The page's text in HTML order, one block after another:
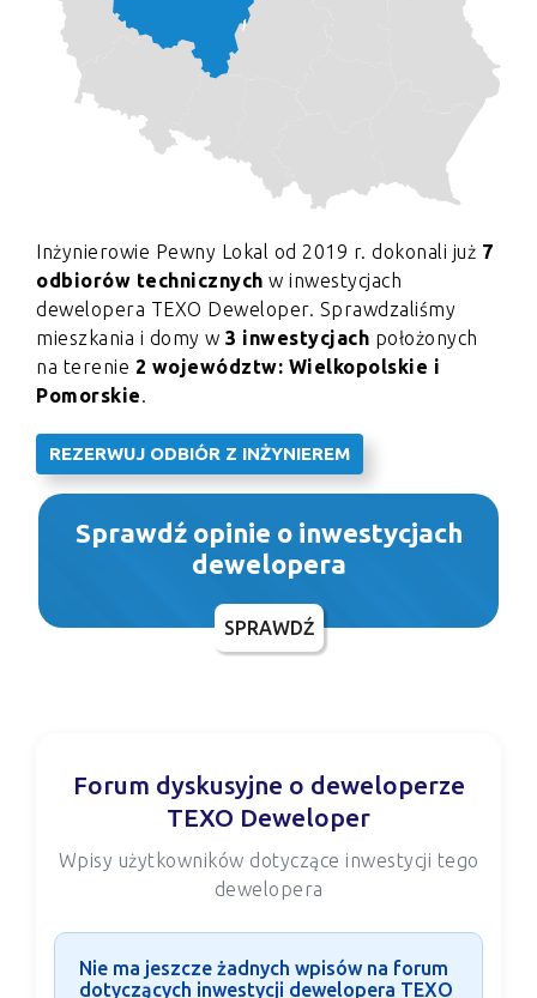
Inżynierowie Pewny Lokal od 2019 r. dokonali już 7
odbiorów technicznych w inwestycjach
dewelopera TEXO Deweloper. Sprawdzaliśmy
mieszkania i domy w 3 inwestycjach położonych
na terenie 2 województw: Wielkopolskie i
Pomorskie.
REZERWUJ ODBIÓR Z INŻYNIEREM
Sprawdź opinie o inwestycjach
dewelopera
SPRAWDŹ
Forum dyskusyjne o deweloperze
TEXO Deweloper
Wpisy użytkowników dotyczące inwestycji tego
dewelopera
Nie ma jeszcze żadnych wpisów na forum
dotyczących inwestycji dewelopera TEXO